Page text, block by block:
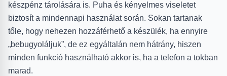
készpénz tárolására is. Puha és kényelmes viseletet
biztosít a mindennapi használat során. Sokan tartanak
tőle, hogy nehezen hozzáférhető a készülék, ha ennyire
„bebugyoláljuk”, de ez egyáltalán nem hátrány, hiszen
minden funkció használható akkor is, ha a telefon a tokban
marad.